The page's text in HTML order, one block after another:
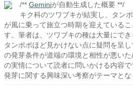
/** Geminiが自動生成した概要 **/
キク科のツワブキが結実し、タン
が風に乗って旅立つ時期を迎えている
す。筆者は、ツワブキの種は大量にで
タンポポほど見かけない点に疑問を呈
の発芽条件が道端の環境と相性が悪い
の実情について読者に問いかける内容
発芽に関する興味深い考察がテーマとな